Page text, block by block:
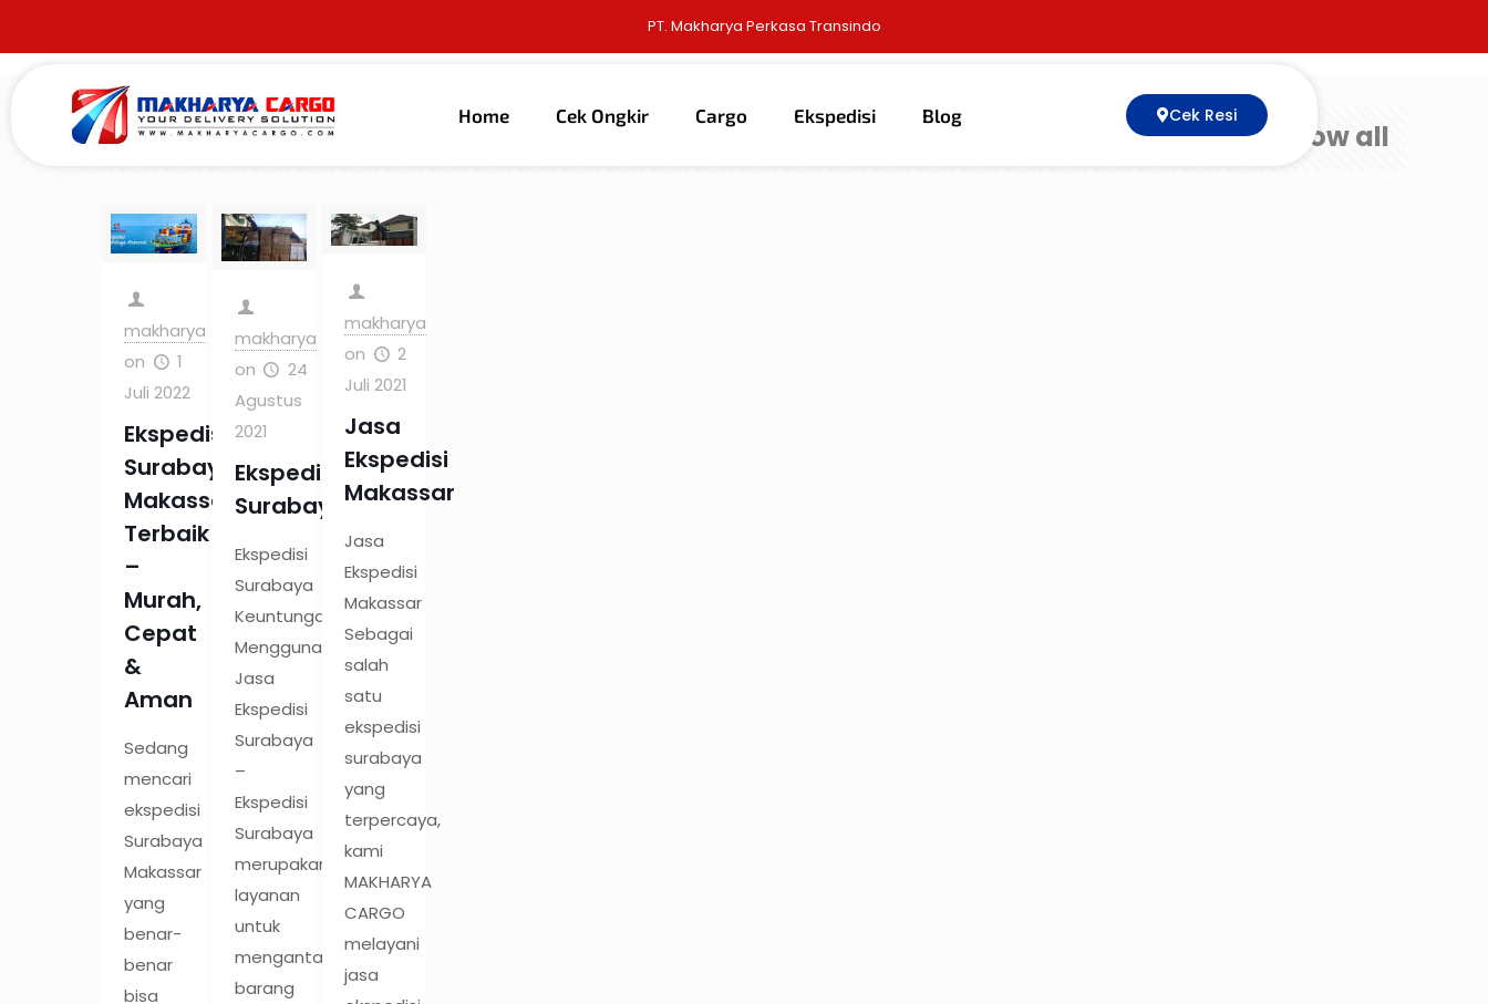
PT. Makharya Perkasa Transindo
Home Cek Ongkir Cargo Ekspedisi Blog Cek Resi
Filter by Categories Show all
makharya
on
1
Juli 2022
Ekspedisi
Surabaya
Makassar
Terbaik
–
Murah,
Cepat
&
Aman
Sedang
mencari
ekspedisi
Surabaya
Makassar
yang
benar-
benar
bisa
makharya
on
24
Agustus
2021
Ekspedisi
Surabaya
Ekspedisi
Surabaya
Keuntungan
Menggunakan
Jasa
Ekspedisi
Surabaya
–
Ekspedisi
Surabaya
merupakan
layanan
untuk
mengantar
barang
makharya
on
2
Juli 2021
Jasa
Ekspedisi
Makassar
Jasa
Ekspedisi
Makassar
Sebagai
salah
satu
ekspedisi
surabaya
yang
terpercaya,
kami
MAKHARYA
CARGO
melayani
jasa